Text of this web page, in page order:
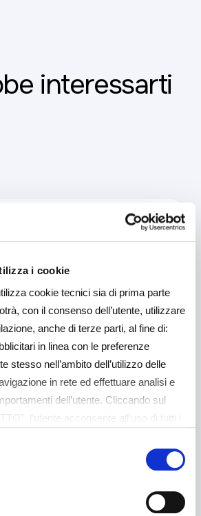
i cookie
cookie tecnici sia di prima parte
con il consenso dell’utente, utilizzare
anche di terze parti, al fine di:
in linea con le preferenze
stesso nell’ambito dell’utilizzo delle
in rete ed effettuare analisi e
dell’utente. Cliccando sul
l’utente acconsente all’uso di tutti i
facoltativo e può essere revocato in
l’utente desidera gestire le proprie
sul tasto “Dettagli” (accessibile in
l’icona del lucchetto disponibile in
interessarti
Comunicati Stampa
la
Semestrale
2026